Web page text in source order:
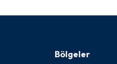
Bölgeler